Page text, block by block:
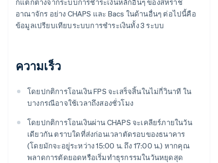
ก็แตกต่างจากระบบการชําระเงินหลักอื่นๆ ของสหราช
อาณาจักร อย่าง CHAPS และ Bacs ในด้านอื่นๆ ต่อไปนี้คือ
ข้อมูลเปรียบเทียบระบบการชําระเงินทั้ง 3 ระบบ
ความเร็ว
โดยปกติการโอนเงิน FPS จะเสร็จสิ้นในไม่กี่วินาที ใน
บางกรณีอาจใช้เวลาถึงสองชั่วโมง
โดยปกติการโอนเงินผ่าน CHAPS จะเคลียร์ภายในวัน
เดียวกัน ตราบใดที่ส่งก่อนเวลาตัดรอบของธนาคาร
(โดยมักจะอยู่ระหว่าง 15:00 น. ถึง 17:00 น.) หากคุณ
พลาดการตัดยอดหรือเริ่มทําธุรกรรมในวันหยุดสุด